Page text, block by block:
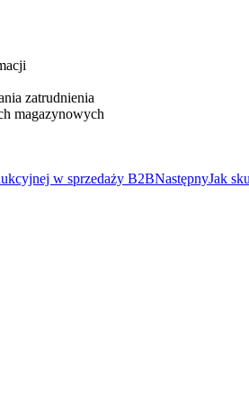
zatrudnienia
magazynowych
w sprzedaży B2BNastępnyJak